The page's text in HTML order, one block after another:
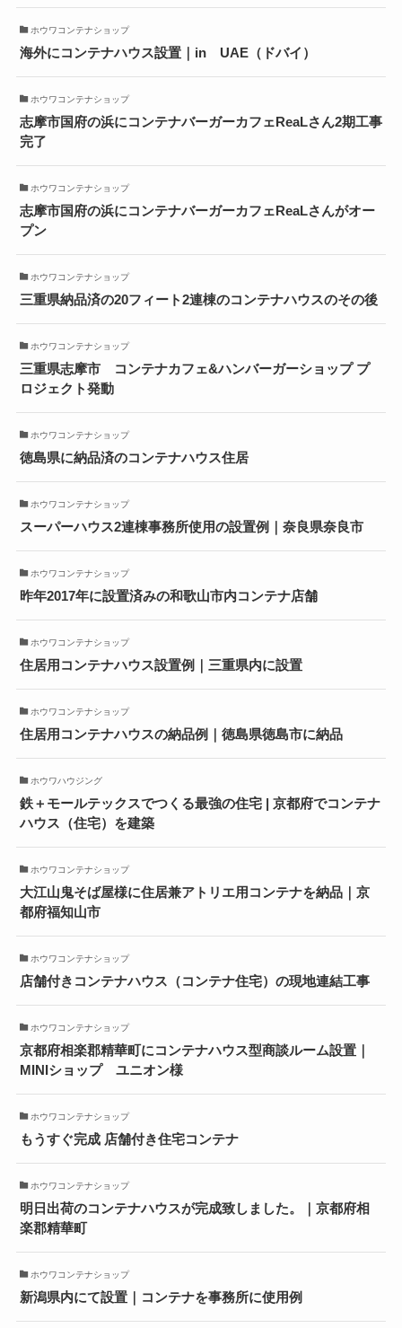
ホウワコンテナショップ
海外にコンテナハウス設置｜in UAE（ドバイ）
ホウワコンテナショップ
志摩市国府の浜にコンテナバーガーカフェReaLさん2期工事
完了
ホウワコンテナショップ
志摩市国府の浜にコンテナバーガーカフェReaLさんがオー
プン
ホウワコンテナショップ
三重県納品済の20フィート2連棟のコンテナハウスのその後
ホウワコンテナショップ
三重県志摩市 コンテナカフェ&ハンバーガーショップ プ
ロジェクト発動
ホウワコンテナショップ
徳島県に納品済のコンテナハウス住居
ホウワコンテナショップ
スーパーハウス2連棟事務所使用の設置例｜奈良県奈良市
ホウワコンテナショップ
昨年2017年に設置済みの和歌山市内コンテナ店舗
ホウワコンテナショップ
住居用コンテナハウス設置例｜三重県内に設置
ホウワコンテナショップ
住居用コンテナハウスの納品例｜徳島県徳島市に納品
ホウワハウジング
鉄＋モールテックスでつくる最強の住宅 | 京都府でコンテナ
ハウス（住宅）を建築
ホウワコンテナショップ
大江山鬼そば屋様に住居兼アトリエ用コンテナを納品｜京
都府福知山市
ホウワコンテナショップ
店舗付きコンテナハウス（コンテナ住宅）の現地連結工事
ホウワコンテナショップ
京都府相楽郡精華町にコンテナハウス型商談ルーム設置｜
MINIショップ ユニオン様
ホウワコンテナショップ
もうすぐ完成 店舗付き住宅コンテナ
ホウワコンテナショップ
明日出荷のコンテナハウスが完成致しました。｜京都府相
楽郡精華町
ホウワコンテナショップ
新潟県内にて設置｜コンテナを事務所に使用例